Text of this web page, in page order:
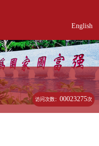
English
访问次数：00023275次